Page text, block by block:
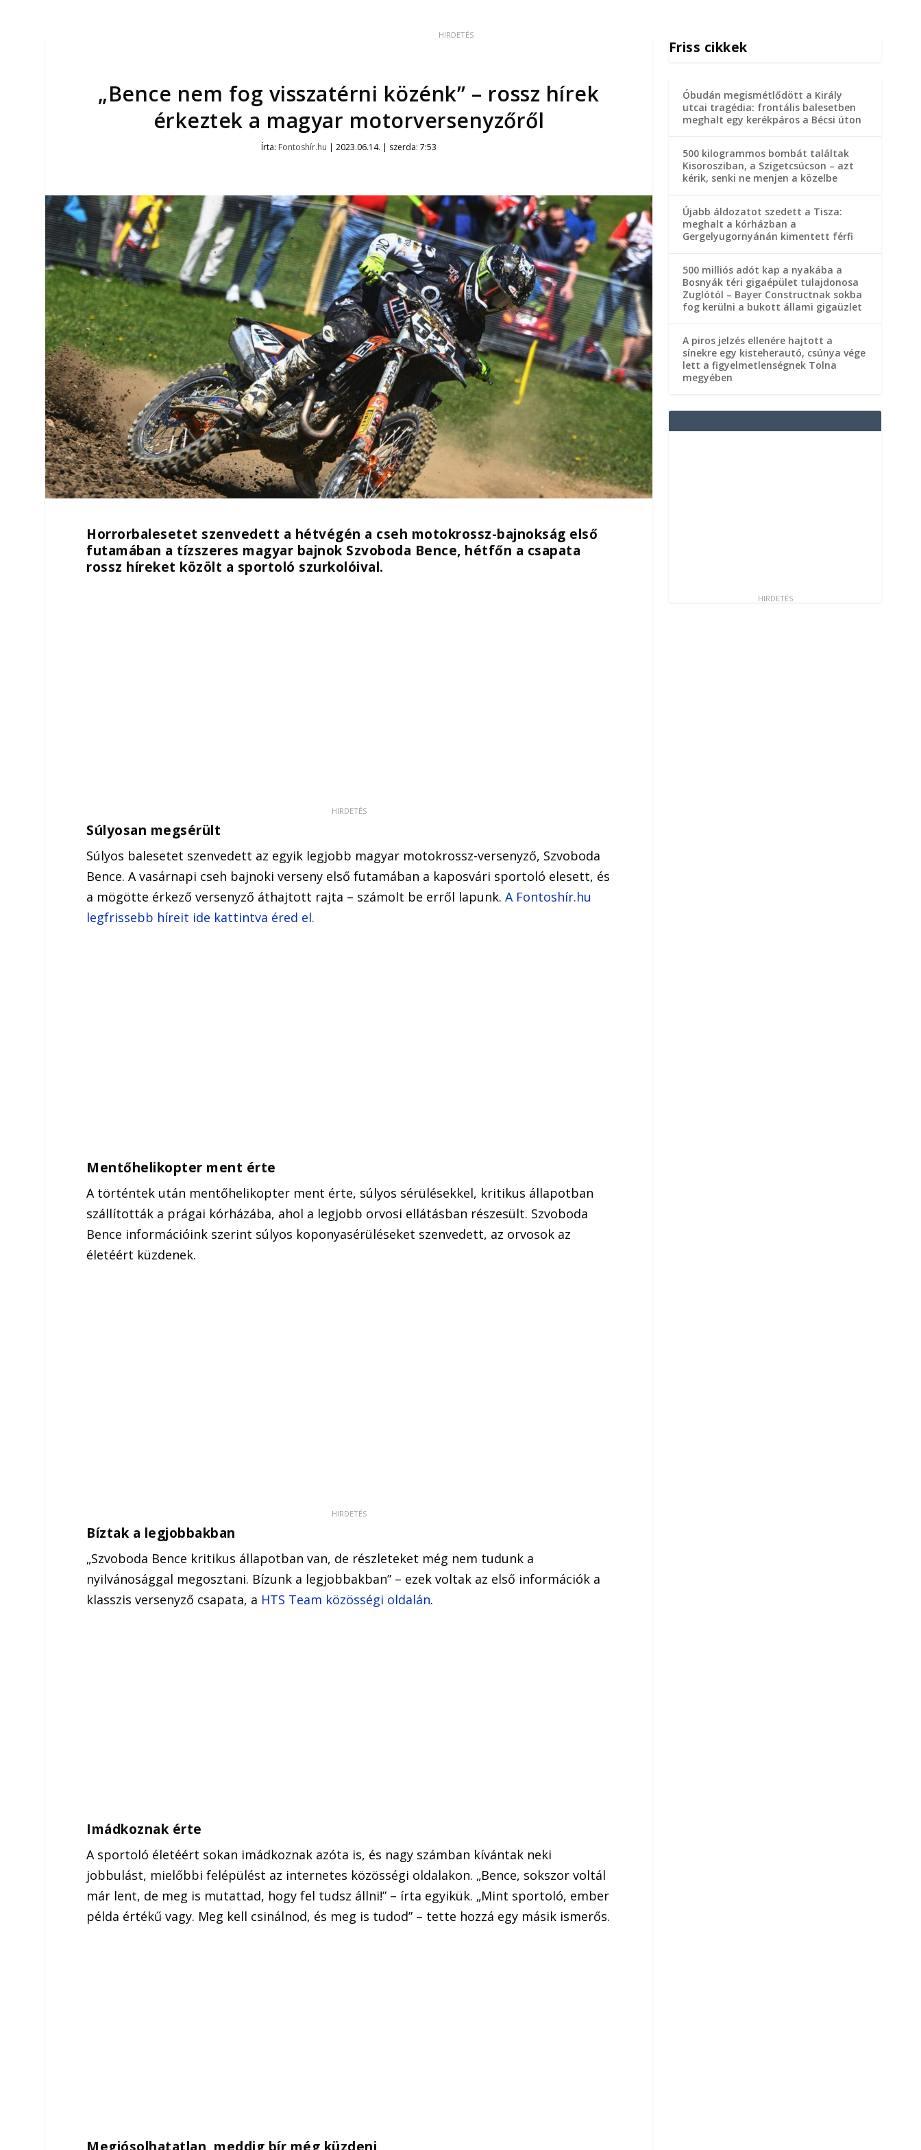
„Bence nem fog visszatérni közénk” – rossz hírek
érkeztek a magyar motorversenyzőről
Írta: Fontoshír.hu | 2023.06.14. | szerda: 7:53
Horrorbalesetet szenvedett a hétvégén a cseh motokrossz-bajnokság első
futamában a tízszeres magyar bajnok Szvoboda Bence, hétfőn a csapata
rossz híreket közölt a sportoló szurkolóival.
Súlyosan megsérült
Súlyos balesetet szenvedett az egyik legjobb magyar motokrossz-versenyző, Szvoboda
Bence. A vasárnapi cseh bajnoki verseny első futamában a kaposvári sportoló elesett, és
a mögötte érkező versenyző áthajtott rajta – számolt be erről lapunk.A Fontoshír.hu
legfrissebb híreit ide kattintva éred el.
Mentőhelikopter ment érte
A történtek után mentőhelikopter ment érte, súlyos sérülésekkel, kritikus állapotban
szállították a prágai kórházába, ahol a legjobb orvosi ellátásban részesült. Szvoboda
Bence információink szerint súlyos koponyasérüléseket szenvedett, az orvosok az
életéért küzdenek.
Bíztak a legjobbakban
„Szvoboda Bence kritikus állapotban van, de részleteket még nem tudunk a
nyilvánosággal megosztani. Bízunk a legjobbakban” – ezek voltak az első információk a
klasszis versenyző csapata, a HTS Team közösségi oldalán.
Imádkoznak érte
A sportoló életéért sokan imádkoznak azóta is, és nagy számban kívántak neki
jobbulást, mielőbbi felépülést az internetes közösségi oldalakon. „Bence, sokszor voltál
már lent, de meg is mutattad, hogy fel tudsz állni!” – írta egyikük. „Mint sportoló, ember
példa értékű vagy. Meg kell csinálnod, és meg is tudod” – tette hozzá egy másik ismerős.
Friss cikkek
Óbudán megismétlődött a Király
utcai tragédia: frontális balesetben
meghalt egy kerékpáros a Bécsi úton
500 kilogrammos bombát találtak
Kisorosziban, a Szigetcsúcson – azt
kérik, senki ne menjen a közelbe
Újabb áldozatot szedett a Tisza:
meghalt a kórházban a
Gergelyugornyánán kimentett férfi
500 milliós adót kap a nyakába a
Bosnyák téri gigaépület tulajdonosa
Zuglótól – Bayer Constructnak sokba
fog kerülni a bukott állami gigaüzlet
A piros jelzés ellenére hajtott a
sínekre egy kisteherautó, csúnya vége
lett a figyelmetlenségnek Tolna
megyében